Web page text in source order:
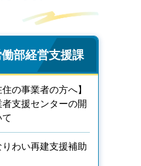
部経営支援課
住の事業者の方へ】
支援センターの開
わい再建支援補助